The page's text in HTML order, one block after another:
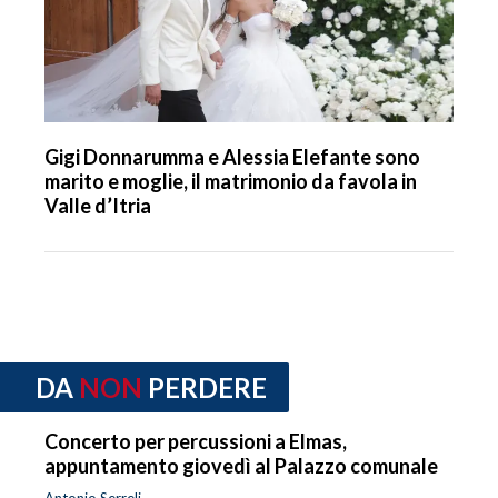
Gigi Donnarumma e Alessia Elefante sono
marito e moglie, il matrimonio da favola in
Valle d’Itria
DA NON PERDERE
Concerto per percussioni a Elmas,
appuntamento giovedì al Palazzo comunale